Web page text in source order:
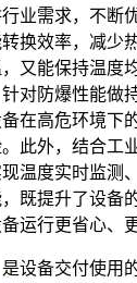
业需求，不断
换效率，减少
又能保持温度
对防爆性能做
在高危环境下
此外，结合工
温度实时监测
既提升了设备
运行更省心、
设备交付使用